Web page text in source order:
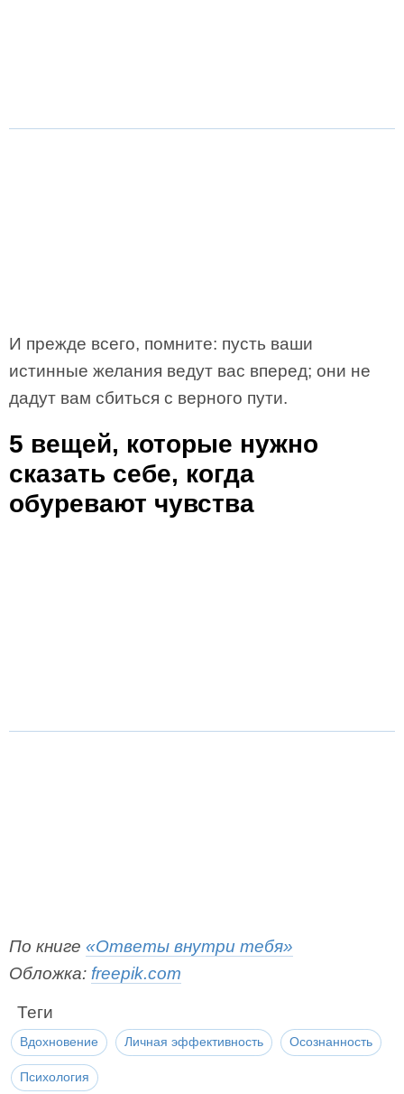
И прежде всего, помните: пусть ваши
истинные желания ведут вас вперед; они не
дадут вам сбиться с верного пути.
5 вещей, которые нужно
сказать себе, когда
обуревают чувства
По книге «Ответы внутри тебя»
Обложка: freepik.com
Теги
Вдохновение Личная эффективность Осознанность
Психология